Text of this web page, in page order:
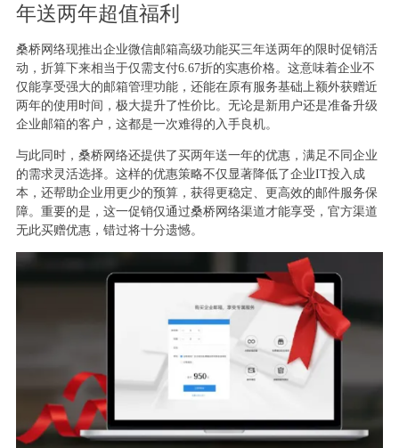
年送两年超值福利
桑桥网络现推出企业微信邮箱高级功能买三年送两年的限时促销活
动，折算下来相当于仅需支付6.67折的实惠价格。这意味着企业不
仅能享受强大的邮箱管理功能，还能在原有服务基础上额外获赠近
两年的使用时间，极大提升了性价比。无论是新用户还是准备升级
企业邮箱的客户，这都是一次难得的入手良机。
与此同时，桑桥网络还提供了买两年送一年的优惠，满足不同企业
的需求灵活选择。这样的优惠策略不仅显著降低了企业IT投入成
本，还帮助企业用更少的预算，获得更稳定、更高效的邮件服务保
障。重要的是，这一促销仅通过桑桥网络渠道才能享受，官方渠道
无此买赠优惠，错过将十分遗憾。